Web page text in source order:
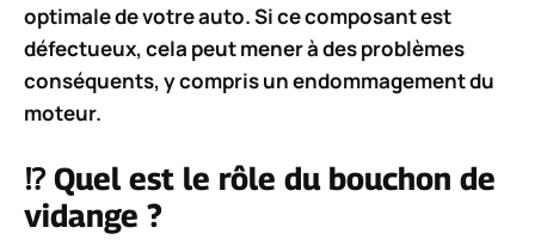
optimale de votre auto. Si ce composant est
défectueux, cela peut mener à des problèmes
conséquents, y compris un endommagement du
moteur.
⁉️ Quel est le rôle du bouchon de
vidange ?